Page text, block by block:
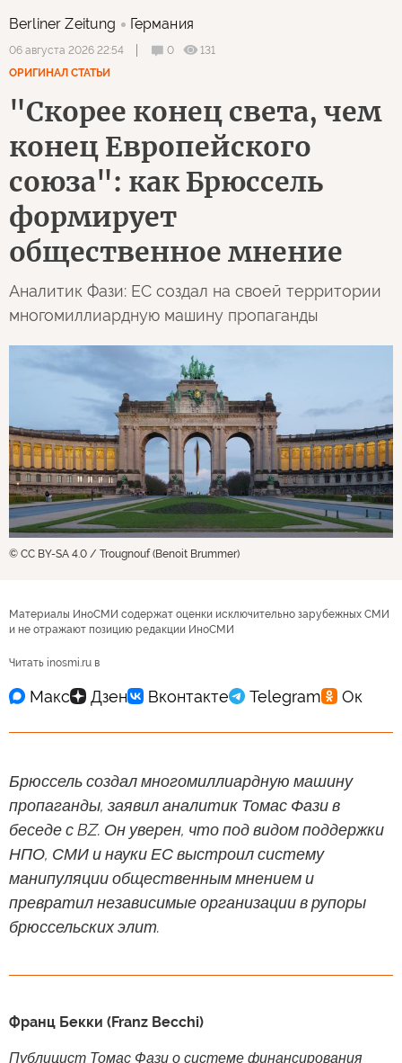
Berliner Zeitung Германия
06 августа 2026 22:54 0
131
ОРИГИНАЛ СТАТЬИ
"Скорее конец света, чем
конец Европейского
союза": как Брюссель
формирует
общественное мнение
Аналитик Фази: ЕС создал на своей территории
многомиллиардную машину пропаганды
© CC BY-SA 4.0 / Trougnouf (Benoit Brummer)
Материалы ИноСМИ содержат оценки исключительно зарубежных СМИ
и не отражают позицию редакции ИноСМИ
Читать inosmi.ru в
Брюссель создал многомиллиардную машину
пропаганды, заявил аналитик Томас Фази в
беседе с BZ. Он уверен, что под видом поддержки
НПО, СМИ и науки ЕС выстроил систему
манипуляции общественным мнением и
превратил независимые организации в рупоры
брюссельских элит.
Франц Бекки (Franz Becchi)
Публицист Томас Фази о системе финансирования